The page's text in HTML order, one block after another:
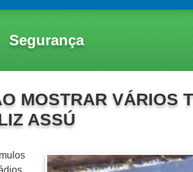
Segurança
MOSTRAR VÁRIOS
ASSÚ